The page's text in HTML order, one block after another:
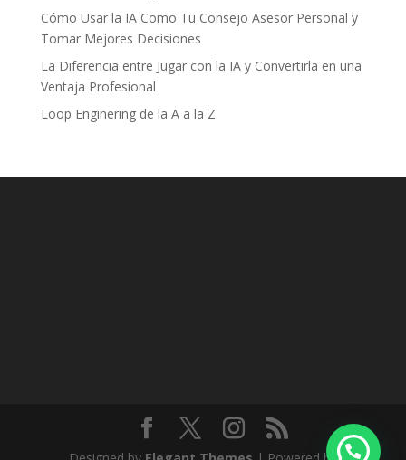
Cómo Usar la IA Como Tu Consejo Asesor Personal y
Tomar Mejores Decisiones
La Diferencia entre Jugar con la IA y Convertirla en una
Ventaja Profesional
Loop Enginering de la A a la Z